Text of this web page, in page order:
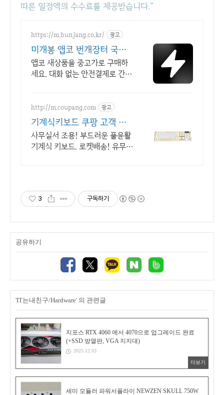
따른 일정액의 수수료를 제공받습니다."
https://m.bunjang.co.kr/ 광고
미개봉 앱코 번개장터 국내
최대 브랜드 중고거래
앱코 새상품을 중고가로 구매하
세요. 대화 없는 안전결제로 간편
상의 신규 상품 업로드
http://m.coupang.com 광고
기계식키보드 쿠팡 고객 만
족 후기
사무실서 조용! 부드러운 풀윤활
기계식 키보드. 로켓배송! 유무선
3 구독하기
공유하기
'IT는내친구/Hardware' 의 관련글
지포스 RTX 4060 에서 4070으로 업그레이드 완료
(+SSD 방열판, VGA 지지대)
2025.12.03
더보기
세미 모듈러 파워서플라이 NEWZEN SKULL 750W